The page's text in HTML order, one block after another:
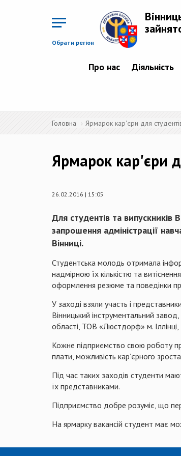
Обрати регіон
Про нас Діяльність
Головна Ярмарок кар'єри для
Ярмарок кар'єри
26.02.2016 | 15:05
Для студентів та випускників
запрошення адміністрації
Вінниці.
Студентська молодь отримала
надмірною їх кількістю та
оформлення резюме та поведінки
У заході взяли участь і
Вінницький інструментальний
області, ТОВ «Люстдорф» м.
Кожне підприємство свою роботу
плати, можливість кар’єрного
Під час таких заходів студенти
їх представниками.
Підприємство добре розуміє, що
На ярмарку вакансій студент має